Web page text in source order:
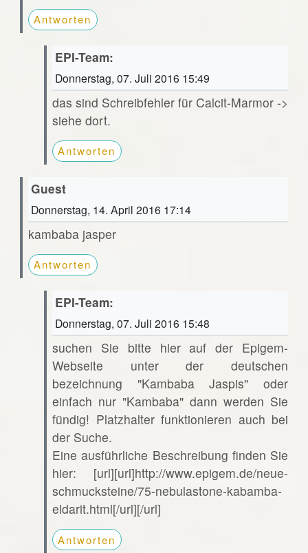
Antworten
EPI-Team:
Donnerstag, 07. Juli 2016 15:49
das sind Schreibfehler für Calcit-Marmor ->
siehe dort.
Antworten
Guest
Donnerstag, 14. April 2016 17:14
kambaba jasper
Antworten
EPI-Team:
Donnerstag, 07. Juli 2016 15:48
suchen Sie bitte hier auf der Epigem-
Webseite unter der deutschen
bezeichnung "Kambaba Jaspis" oder
einfach nur "Kambaba" dann werden Sie
fündig! Platzhalter funktionieren auch bei
der Suche.
Eine ausführliche Beschreibung finden Sie
hier: [url][url]http://www.epigem.de/neue-
schmucksteine/75-nebulastone-kabamba-
eldarit.html[/url][/url]
Antworten